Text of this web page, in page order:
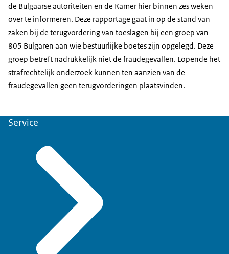
de Bulgaarse autoriteiten en de Kamer hier binnen zes weken
over te informeren. Deze rapportage gaat in op de stand van
zaken bij de terugvordering van toeslagen bij een groep van
805 Bulgaren aan wie bestuurlijke boetes zijn opgelegd. Deze
groep betreft nadrukkelijk niet de fraudegevallen. Lopende het
strafrechtelijk onderzoek kunnen ten aanzien van de
fraudegevallen geen terugvorderingen plaatsvinden.
Service